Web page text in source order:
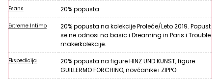
Esans 20% popusta.
Extreme Intimo
20% popusta na kolekcije Proleće/Leto 2019. Popust
se ne odnosi na basic i Dreaming in Paris i Trouble
makerkolekcije.
Ekspedicija
20% popusta na figure HINZ UND KUNST, figure
GUILLERMO FORCHINO, novčanike i ZIPPO.